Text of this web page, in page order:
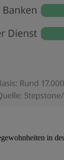
in